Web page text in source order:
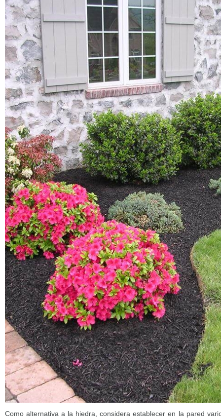
Como alternativa a la hiedra, considera establecer en la pared